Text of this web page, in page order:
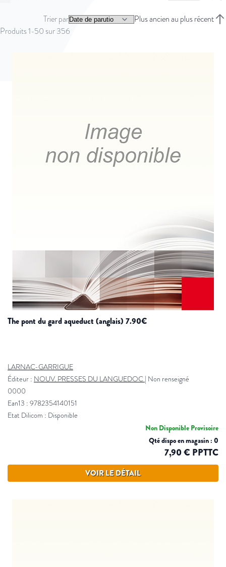
Produits1-50 sur356
Trier par
Plus ancien au plus récent
the pont du gard aqueduct (anglais) 7.90€
LARNAC-GARRIGUE
Éditeur : NOUV. PRESSES DU LANGUEDOC | Non renseigné
0000
Ean13 : 9782354140151
Etat Dilicom : Disponible
Non Disponible Provisoire
Qté dispo en magasin : 0
7,90 € PPTTC
VOIR LE DÉTAIL